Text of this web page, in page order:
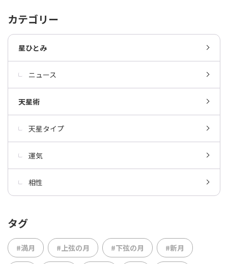
カテゴリー
星ひとみ
ニュース
天星術
天星タイプ
運気
相性
タグ
#満月 #上弦の月 #下弦の月 #新月